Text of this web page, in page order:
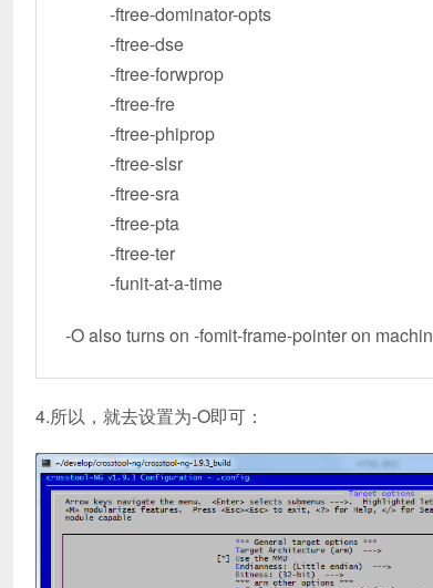
-ftree-dominator-opts
-ftree-dse
-ftree-forwprop
-ftree-fre
-ftree-phiprop
-ftree-slsr
-ftree-sra
-ftree-pta
-ftree-ter
-funit-at-a-time
-O also turns on -fomit-frame-pointer on
4.所以，就去设置为-O即可：